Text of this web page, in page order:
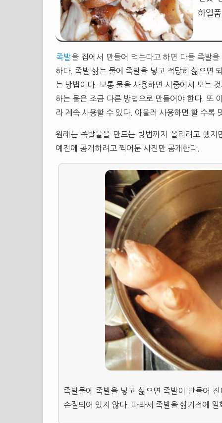
하일
족발을 집에서 만들어 먹는다고 하면 다들 족발
하다. 족발 삶는 물에 족발을 넣고 적당히 삶으면
는 방법이다. 보통 물을 사용하면 시중에서 보는
하는 물은 조금 다른 방법으로 만들어야 한다. 또
라 계속 사용할 수 있다. 아울러 사용하면 할 수록
원래는 족발물을 만드는 방법까지 올리려고 했
예전에 공개하려고 찍어둔 사진만 공개한다.
족발물에 족발을 넣고 삶으면 족발이 만들어
손질되어 있지 않다. 따라서 족발을 삶기전에